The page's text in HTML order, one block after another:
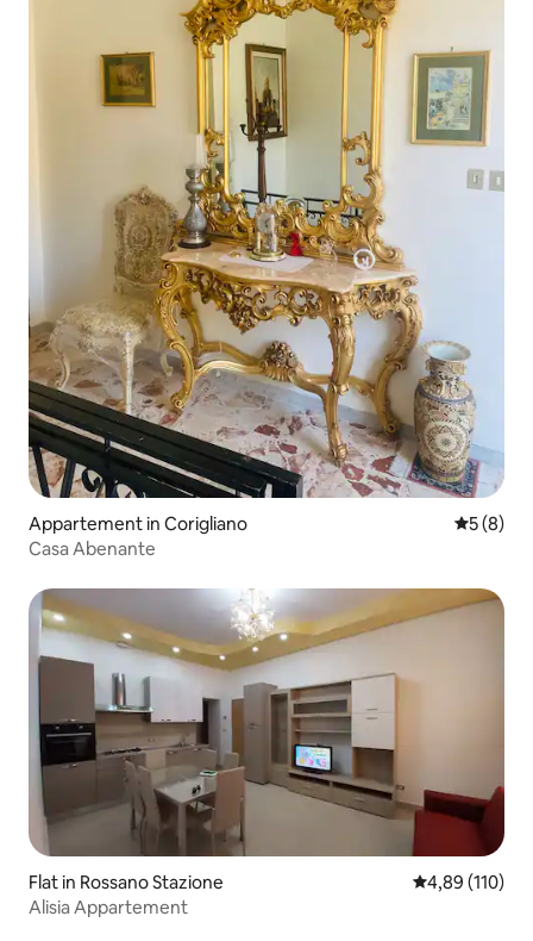
Appartement in Corigliano
5 (8)
Casa Abenante
Flat in Rossano Stazione Gemiddelde
4,89 (110)
Alisia Appartement